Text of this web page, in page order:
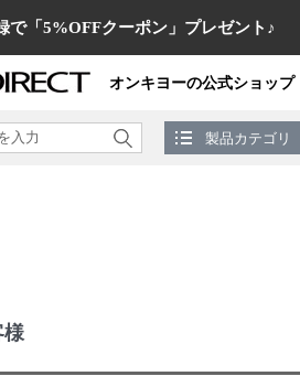
で「5%OFFクーポン」プレゼント♪
オンキヨーの公式ショップ
製品カテゴリ
様